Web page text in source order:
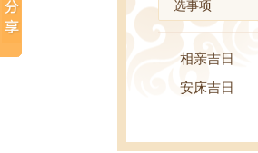
相亲吉日
安床吉日